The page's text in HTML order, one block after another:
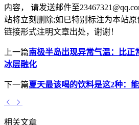
内容， 请发送邮件至
站将立刻删除;如已特别标注为本站
链接形式注明文章出处，谢谢！
上一篇南极半岛出现异常气温：比正
冰层融化
下一篇夏天最该喝的饮料是这2种：
相关文章